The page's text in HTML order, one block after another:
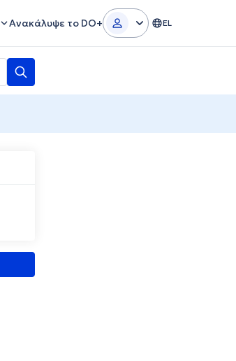
Ανακάλυψε το DO+ EL